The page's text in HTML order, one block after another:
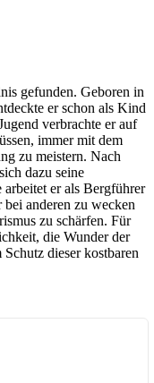
gefunden. Geboren in
er schon als Kind
verbrachte er auf
immer mit dem
zu meistern. Nach
dazu seine
er als Bergführer
anderen zu wecken
zu schärfen. Für
die Wunder der
dieser kostbaren